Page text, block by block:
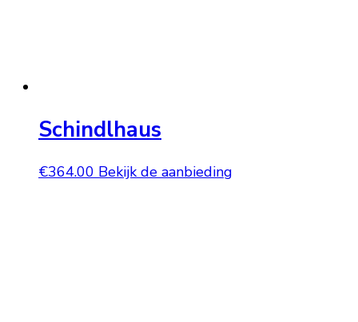
Schindlhaus
€364.00 Bekijk de aanbieding